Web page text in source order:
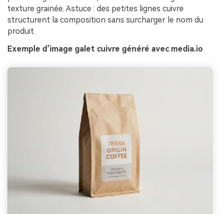
texture grainée. Astuce : des petites lignes cuivre
structurent la composition sans surcharger le nom du
produit.
Exemple d’image galet cuivre généré avec media.io